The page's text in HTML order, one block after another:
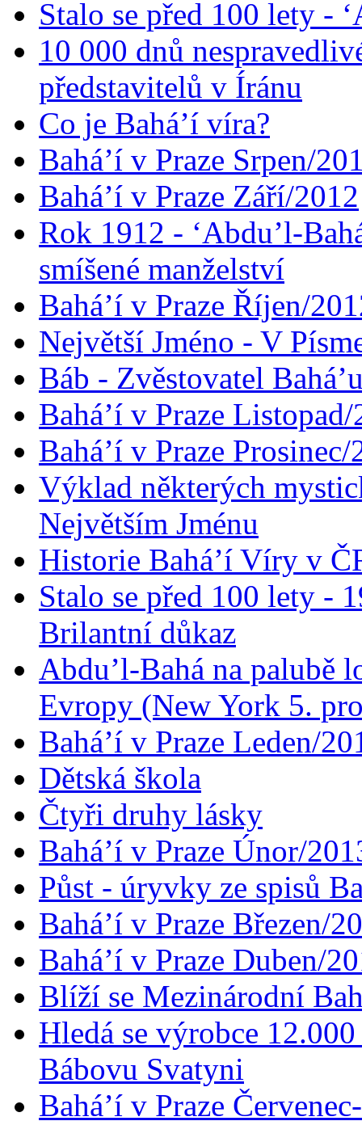
Stalo se před 100 lety -
10 000 dnů
představitelů v Íránu
Co je Bahá’í víra?
Bahá’í v Praze Srpen/
Bahá’í v Praze Září/2012
Rok 1912 - ‘Abdu’l-
smíšené manželství
Bahá’í v Praze Říjen/
Největší Jméno - V
Báb - Zvěstovatel
Bahá’í v Praze
Bahá’í v Praze Prosinec/
Výklad některých
Největším Jménu
Historie Bahá’í Víry v
Stalo se před 100 lety -
Brilantní důkaz
Abdu’l-Bahá na palubě
Evropy (New York 5.
Bahá’í v Praze Leden/
Dětská škola
Čtyři druhy lásky
Bahá’í v Praze Únor/
Půst - úryvky ze spisů
Bahá’í v Praze Březen/
Bahá’í v Praze Duben/
Blíží se Mezinárodní
Hledá se výrobce
Bábovu Svatyni
Bahá’í v Praze